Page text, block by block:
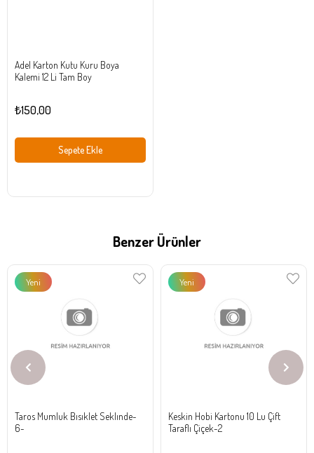
Adel Karton Kutu Kuru Boya
Kalemi 12 Li Tam Boy
₺150,00
Sepete Ekle
Benzer Ürünler
Taros Mumluk Bısıklet Seklınde-
6-
Yeni
Keskin Hobi Kartonu 10 Lu Çift
Taraflı Çiçek-2
Yeni